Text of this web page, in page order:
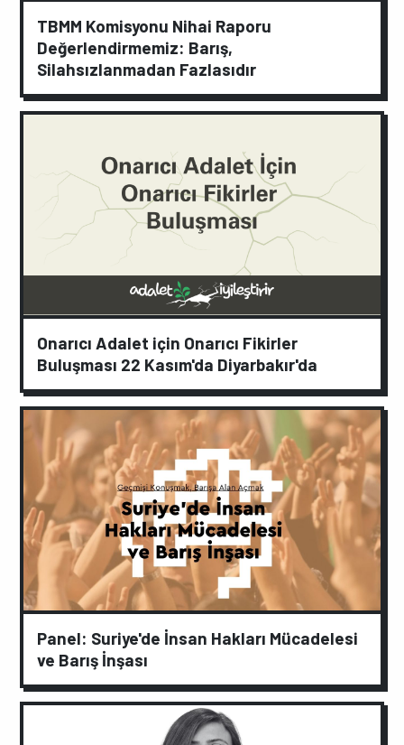
TBMM Komisyonu Nihai Raporu
Değerlendirmemiz: Barış,
Silahsızlanmadan Fazlasıdır
Onarıcı Adalet için Onarıcı Fikirler
Buluşması 22 Kasım'da Diyarbakır'da
Panel: Suriye'de İnsan Hakları Mücadelesi
ve Barış İnşası